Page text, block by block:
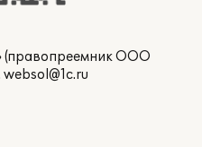
(правопреемник ООО
websol@1c.ru